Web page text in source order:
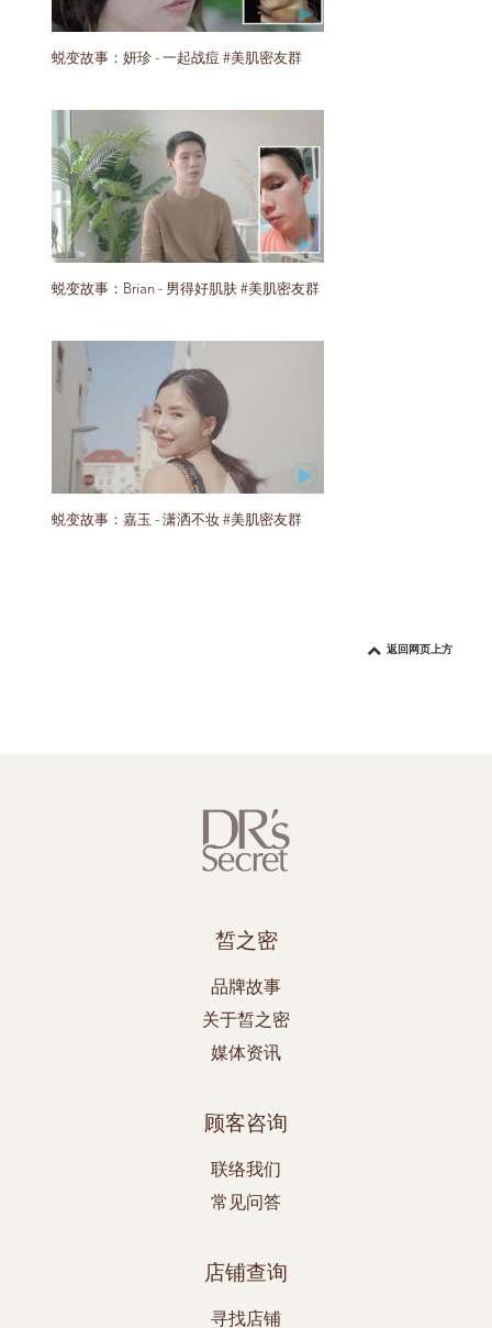
蜕变故事：妍珍 - 一起战痘 #美肌密友群
蜕变故事：Brian - 男得好肌肤 #美肌密友群
蜕变故事：嘉玉 - 潇洒不妆 #美肌密友群
返回网页上方
皙之密
品牌故事
关于皙之密
媒体资讯
顾客咨询
联络我们
常见问答
店铺查询
寻找店铺